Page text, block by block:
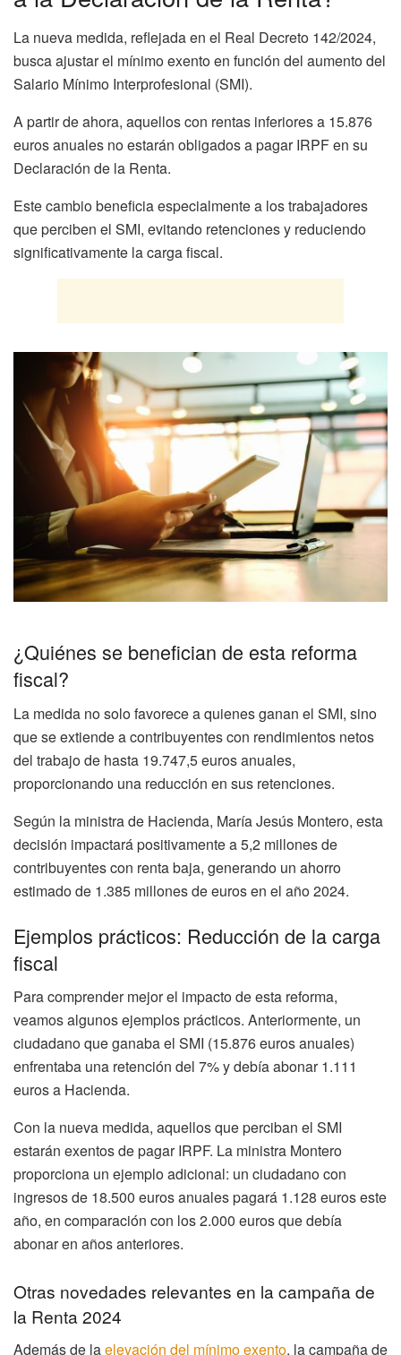
La nueva medida, reflejada en el Real Decreto 142/2024,
busca ajustar el mínimo exento en función del aumento del
Salario Mínimo Interprofesional (SMI).
A partir de ahora, aquellos con rentas inferiores a 15.876
euros anuales no estarán obligados a pagar IRPF en su
Declaración de la Renta.
Este cambio beneficia especialmente a los trabajadores
que perciben el SMI, evitando retenciones y reduciendo
significativamente la carga fiscal.
¿Quiénes se benefician de esta reforma
fiscal?
La medida no solo favorece a quienes ganan el SMI, sino
que se extiende a contribuyentes con rendimientos netos
del trabajo de hasta 19.747,5 euros anuales,
proporcionando una reducción en sus retenciones.
Según la ministra de Hacienda, María Jesús Montero, esta
decisión impactará positivamente a 5,2 millones de
contribuyentes con renta baja, generando un ahorro
estimado de 1.385 millones de euros en el año 2024.
Ejemplos prácticos: Reducción de la carga
fiscal
Para comprender mejor el impacto de esta reforma,
veamos algunos ejemplos prácticos. Anteriormente, un
ciudadano que ganaba el SMI (15.876 euros anuales)
enfrentaba una retención del 7% y debía abonar 1.111
euros a Hacienda.
Con la nueva medida, aquellos que perciban el SMI
estarán exentos de pagar IRPF. La ministra Montero
proporciona un ejemplo adicional: un ciudadano con
ingresos de 18.500 euros anuales pagará 1.128 euros este
año, en comparación con los 2.000 euros que debía
abonar en años anteriores.
Otras novedades relevantes en la campaña de
la Renta 2024
Además de laelevación del mínimo exento, la campaña de